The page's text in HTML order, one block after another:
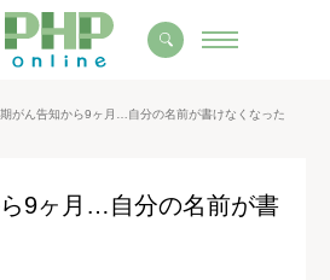
がん告知から9ヶ月…自分の名前が書けなくなった
9ヶ月…自分の名前が書